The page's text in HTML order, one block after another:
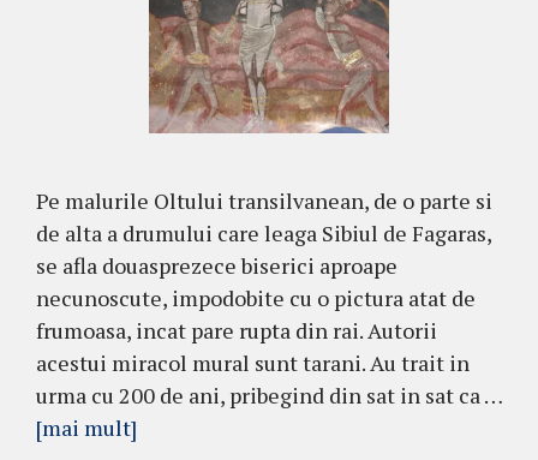
Pe malurile Oltului transilvanean, de o parte si
de alta a drumului care leaga Sibiul de Fagaras,
se afla douasprezece biserici aproape
necunoscute, impodobite cu o pictura atat de
frumoasa, incat pare rupta din rai. Autorii
acestui miracol mural sunt tarani. Au trait in
urma cu 200 de ani, pribegind din sat in sat ca …
[mai mult]